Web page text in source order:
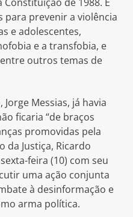
prevenir a violência
e adolescentes,
e a transfobia, e
outros temas de
Messias, já havia
ficaria “de braços
promovidas pela
da Justiça, Ricardo
feira (10) com seu
uma ação conjunta
à desinformação e
arma política.